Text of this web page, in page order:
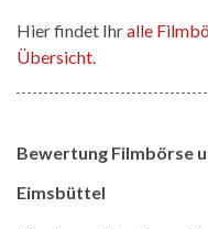
Hier findet Ihralle
Übersicht.
Bewertung Filmbörse
Eimsbüttel